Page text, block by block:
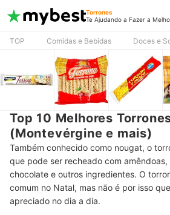
Torrones
Te Ajudando a Fazer a
TOP Comidas e Bebidas Doces e
Top 10 Melhores
(Montevérgine e mais)
Também conhecido como nougat, o
que pode ser recheado com
chocolate e outros ingredientes. O
comum no Natal, mas não é por isso
apreciado no dia a dia.